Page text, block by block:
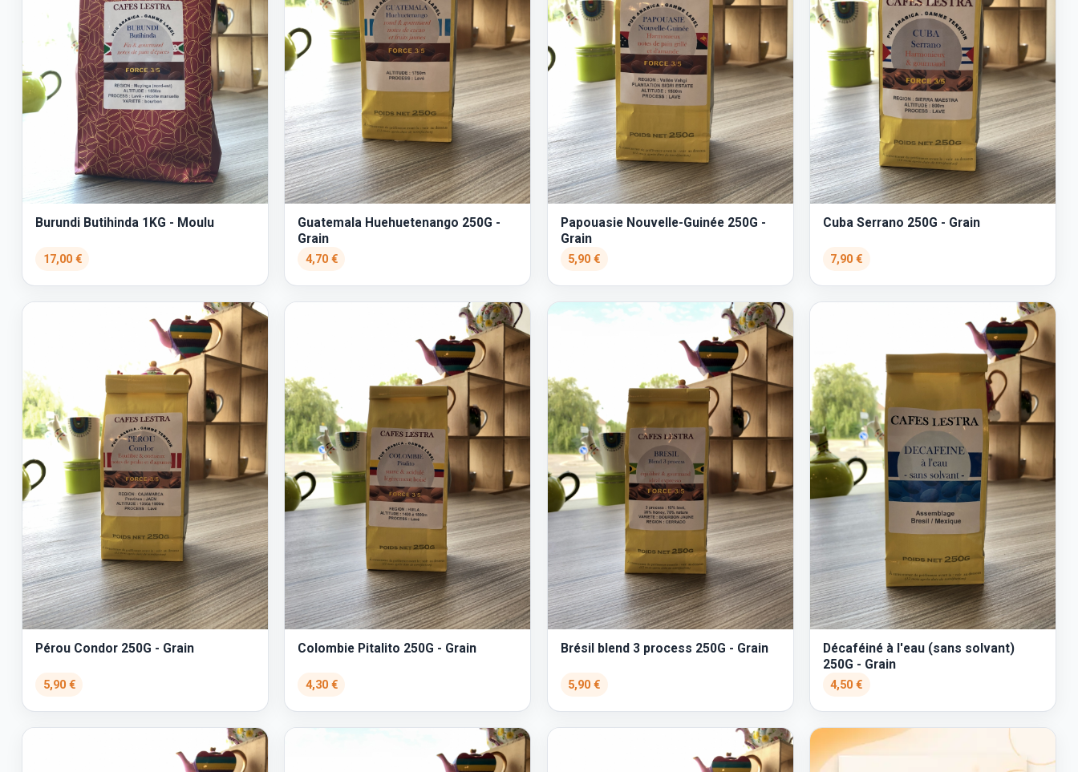
Burundi Butihinda 1KG - Moulu
17,00 €
Guatemala Huehuetenango 250G -
Grain
4,70 €
Papouasie Nouvelle-Guinée 250G -
Grain
5,90 €
Cuba Serrano 250G - Grain
7,90 €
Pérou Condor 250G - Grain
5,90 €
Colombie Pitalito 250G - Grain
4,30 €
Brésil blend 3 process 250G - Grain
5,90 €
Décaféiné à l'eau (sans solvant)
250G - Grain
4,50 €